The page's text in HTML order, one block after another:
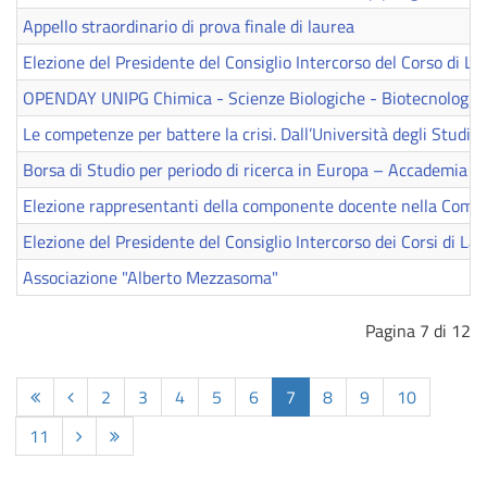
Appello straordinario di prova finale di laurea
Elezione del Presidente del Consiglio Intercorso del Corso di
OPENDAY UNIPG Chimica - Scienze Biologiche - Biotecnologie
Le competenze per battere la crisi. Dall’Università degli
Borsa di Studio per periodo di ricerca in Europa – Accademia
Elezione rappresentanti della componente docente nella
Elezione del Presidente del Consiglio Intercorso dei Corsi di
Associazione "Alberto Mezzasoma"
Pagina 7 di 12
2 3 4 5 6 7 8 9
10
11